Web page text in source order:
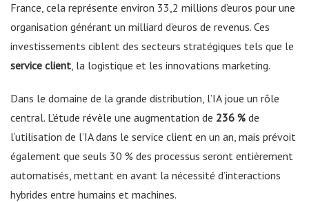
France, cela représente environ 33,2 millions d’euros pour une
organisation générant un milliard d’euros de revenus. Ces
investissements ciblent des secteurs stratégiques tels que le
service client, la logistique et les innovations marketing.
Dans le domaine de la grande distribution, l’IA joue un rôle
central. L’étude révèle une augmentation de 236 % de
l’utilisation de l’IA dans le service client en un an, mais prévoit
également que seuls 30 % des processus seront entièrement
automatisés, mettant en avant la nécessité d’interactions
hybrides entre humains et machines.